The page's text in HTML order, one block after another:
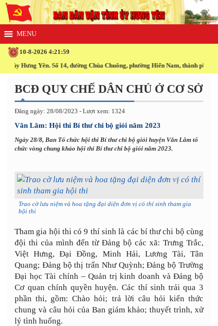
10-8-2026 4:21:59
ủy Hưng Yên. Số 14, đường Chùa Chuông, phường Hiến Nam, thành phố
BCĐ QUY CHẾ DÂN CHỦ Ở CƠ SỞ
Đăng ngày: 28/08/2023 - Lượt xem: 1324
Văn Lâm: Hội thi Bí thư chi bộ giỏi năm 2023
Ngày 28/8, Ban Tổ chức hội thi Bí thư chi bộ giỏi huyện Văn Lâm tổ
chức vòng chung khảo hội thi Bí thư chi bộ giỏi năm 2023.
Trao cờ lưu niệm và hoa tặng đại diện đơn vị có thí sinh tham gia
hội thi
Tham gia hội thi có 9 thí sinh là các bí thư chi bộ cùng
đội thi của mình đến từ Đảng bộ các xã: Trưng Trắc,
Việt Hưng, Đại Đồng, Minh Hải, Lương Tài, Tân
Quang; Đảng bộ thị trấn Như Quỳnh; Đảng bộ Trường
Đại học Tài chính – Quản trị kinh doanh và Đảng bộ
Cơ quan chính quyền huyện. Các thí sinh trải qua 3
phần thi, gồm: Chào hỏi; trả lời câu hỏi kiến thức
chung và câu hỏi của Ban giám khảo; thuyết trình, xử
lý tình huống.